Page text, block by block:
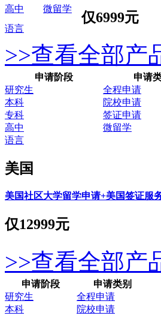
仅6999元
高中
微留学
语言
>>查看全部产
申请阶段
申请
研究生
全程申请
本科
院校申请
专科
签证申请
高中
微留学
语言
美国
美国社区大学留学申请+美国签证服
仅12999元
>>查看全部产
申请阶段
申请类别
研究生
全程申请
本科
院校申请